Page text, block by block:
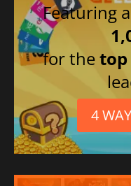
Featuring
for thetop
4